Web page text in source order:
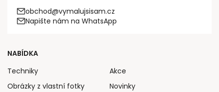
obchod@vymalujsisam.cz
Napište nám na WhatsApp
NABÍDKA
Techniky
Obrázky z vlastní fotky
Akce
Novinky